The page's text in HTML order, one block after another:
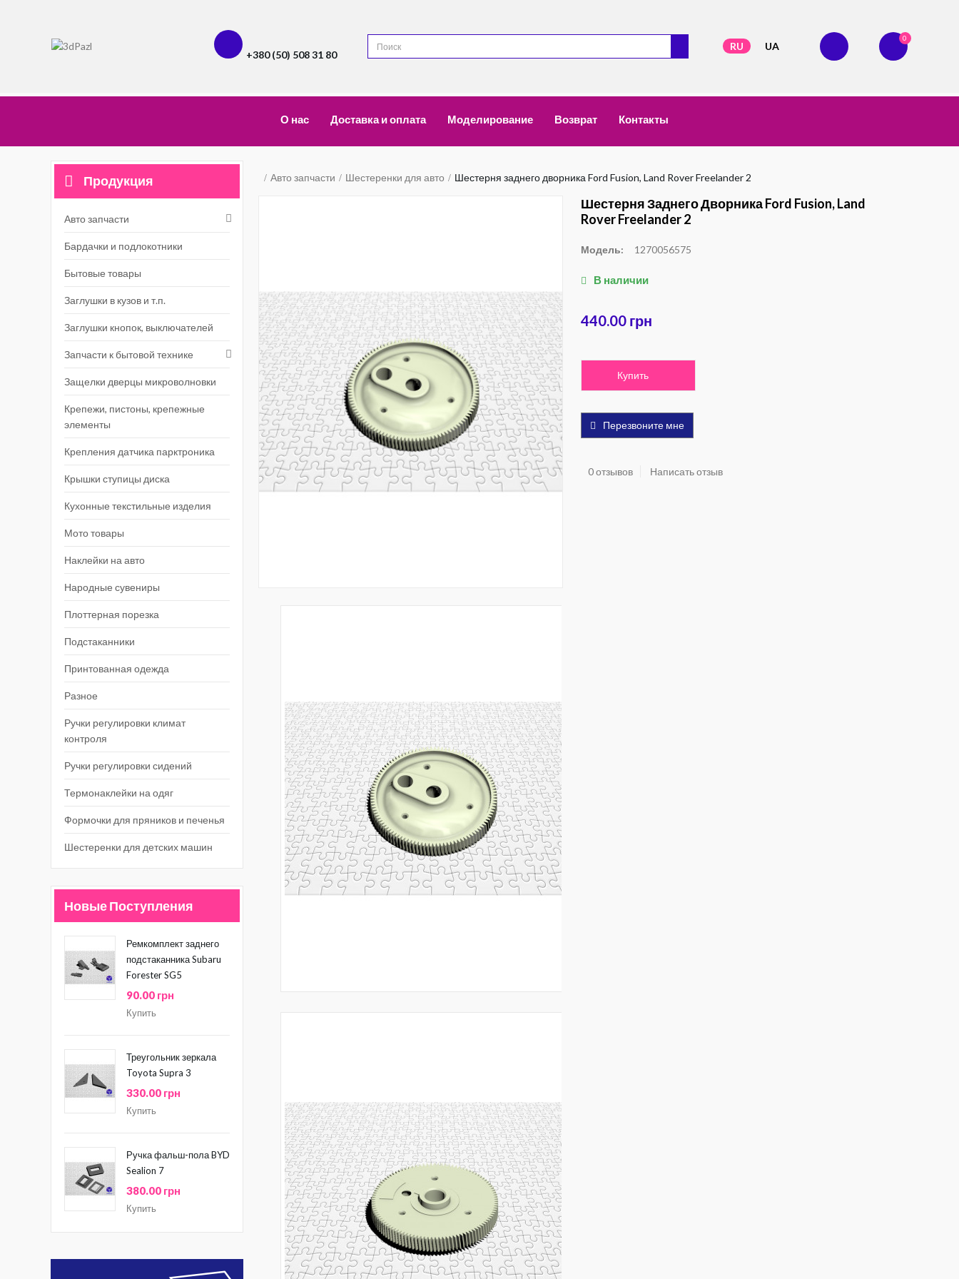
+380 (50) 508 31 80
RU UA
0
О нас Доставка и оплата Моделирование Возврат Контакты
Продукция
Авто запчасти
Бардачки и подлокотники
Бытовые товары
Заглушки в кузов и т.п.
Заглушки кнопок, выключателей
Запчасти к бытовой технике
Защелки дверцы микроволновки
Крепежи, пистоны, крепежные
элементы
Крепления датчика парктроника
Крышки ступицы диска
Кухонные текстильные изделия
Мото товары
Наклейки на авто
Народные сувениры
Плоттерная порезка
Подстаканники
Принтованная одежда
Разное
Ручки регулировки климат
контроля
Ручки регулировки сидений
Термонаклейки на одяг
Формочки для пряников и печенья
Шестеренки для детских машин
Новые Поступления
Ремкомплект заднего
подстаканника Subaru
Forester SG5
90.00 грн
Купить
Треугольник зеркала
Toyota Supra 3
330.00 грн
Купить
Ручка фальш-пола BYD
Sealion 7
380.00 грн
Купить
Авто запчасти Шестеренки для авто Шестерня заднего дворника Ford Fusion, Land Rover Freelander 2
Шестерня Заднего Дворника Ford Fusion, Land
Rover Freelander 2
Модель: 1270056575
В наличии
440.00 грн
Купить
Перезвоните мне
0 отзывов Написать отзыв